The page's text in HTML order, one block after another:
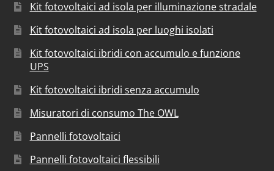
Kit fotovoltaici ad isola per illuminazione stradale
Kit fotovoltaici ad isola per luoghi isolati
Kit fotovoltaici ibridi con accumulo e funzione
UPS
Kit fotovoltaici ibridi senza accumulo
Misuratori di consumo The OWL
Pannelli fotovoltaici
Pannelli fotovoltaici flessibili